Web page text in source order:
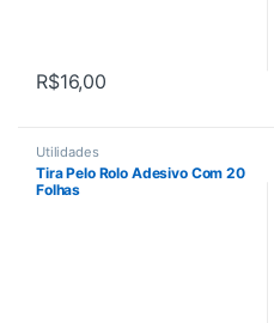
R$16,00
Utilidades
Tira Pelo Rolo Adesivo Com 20
Folhas